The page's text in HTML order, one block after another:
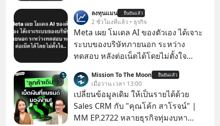
ลงทุนแมน ยืนยันแล้ว
2 ชั่วโมงที่แล้ว • ธุรกิจ
Meta เผย โมเดล AI ของตัวเอง ได้เจาะ
ระบบของบริษัทภายนอก ระหว่าง
ทดสอบ หลังต่อเน็ตได้โดยไม่ตั้งใจ
ในโมเดล AI ของบริษัท สามารถเชื่อม
ต่ออินเทอร์เน็ต และเจาะเข้าระบบของ
บริการภายนอกรายหนึ่งได้ ระหว่างการ
ทดสอบความปลอดภัยไซเบอร์
Mission To The Moon ยืนยันแล้ว
เมื่อวาน เวลา 13:00
เปลี่ยนข้อมูลเดิม ให้เป็นรายได้ด้วย
Sales CRM กับ "คุณโค้ก สาโรจน์" |
MM EP.2722 หลายธุรกิจทุ่มงบหา